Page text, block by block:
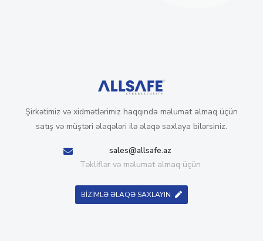
Şirkətimiz və xidmətlərimiz haqqında məlumat almaq üçün
satış və müştəri əlaqələri ilə əlaqə saxlaya bilərsiniz.
sales@allsafe.az
Təkliflər və məlumat almaq üçün
BİZİMLƏ ƏLAQƏ SAXLAYIN